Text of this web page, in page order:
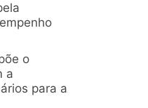
o
a
para a